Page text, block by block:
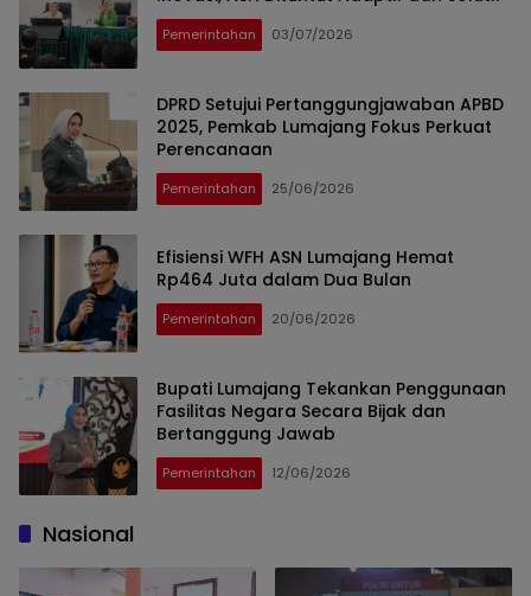
Pemerintahan 03/07/2026
DPRD Setujui Pertanggungjawaban APBD
2025, Pemkab Lumajang Fokus Perkuat
Perencanaan
Pemerintahan 25/06/2026
Efisiensi WFH ASN Lumajang Hemat
Rp464 Juta dalam Dua Bulan
Pemerintahan 20/06/2026
Bupati Lumajang Tekankan Penggunaan
Fasilitas Negara Secara Bijak dan
Bertanggung Jawab
Pemerintahan 12/06/2026
Nasional